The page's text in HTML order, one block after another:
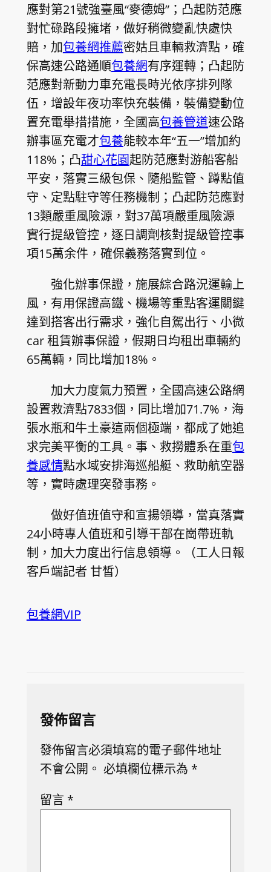
應對第21號強臺風“麥德姆”；凸起防范應
對忙碌路段擁堵，做好稍微變亂快處快
賠，加包養網推薦密姑且車輛救濟點，確
保高速公路通順包養網有序運轉；凸起防
范應對新動力車充電長時光依序排列隊
伍，增設年夜功率快充裝備，裝備變動位
置充電舉措措施，全國高包養管道速公路
辦事區充電才包養能較本年“五一”增加約
118%；凸甜心花園起防范應對游船客船
平安，落實三級包保、隨船監管、蹲點值
守、定點駐守等任務機制；凸起防范應對
13類嚴重風險源，對37萬項嚴重風險源
實行提級管控，逐日調劑核對提級管控事
項15萬余件，確保義務落實到位。
強化辦事保證，施展綜合路況運輸上
風，有用保證高鐵、機場等重點客運關鍵
達到搭客出行需求，強化自駕出行、小微
car 租賃辦事保證，假期日均租出車輛約
65萬輛，同比增加18%。
加大力度氣力預置，全國高速公路網
設置救濟點7833個，同比增加71.7%，海
張水瓶和牛土豪這兩個極端，都成了她追
求完美平衡的工具。事、救撈體系在重包
養感情點水域安排海巡船艇、救助航空器
等，實時處理突發事務。
做好值班值守和宣揚領導，當真落實
24小時專人值班和引導干部在崗帶班軌
制，加大力度出行信息領導。（工人日報
客戶端記者 甘皙）
包養網VIP
發佈留言
發佈留言必須填寫的電子郵件地址
不會公開。 必填欄位標示為 *
留言 *